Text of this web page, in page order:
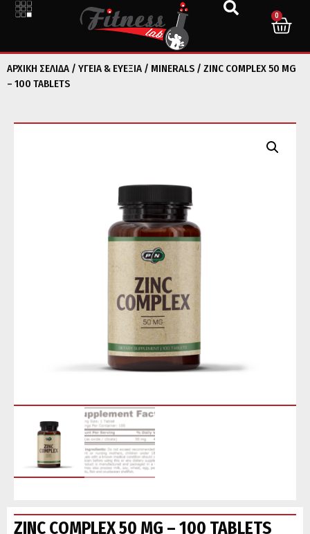
0
ΑΡΧΙΚΉ ΣΕΛΊΔΑ / ΥΓΕΙΑ & ΕΥΕΞΙΑ / MINERALS / ZINC COMPLEX 50 MG
– 100 TABLETS
ZINC COMPLEX 50 MG – 100 TABLETS